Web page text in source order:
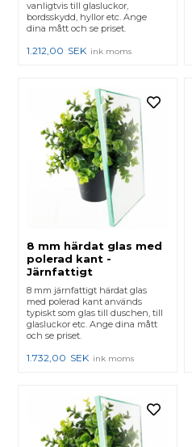
vanligtvis till glasluckor,
bordsskydd, hyllor etc. Ange
dina mått och se priset.
1.212,00 SEK ink moms
8 mm härdat glas med
polerad kant -
Järnfattigt
8 mm järnfattigt härdat glas
med polerad kant används
typiskt som glas till duschen, till
glasluckor etc. Ange dina mått
och se priset.
1.732,00 SEK ink moms